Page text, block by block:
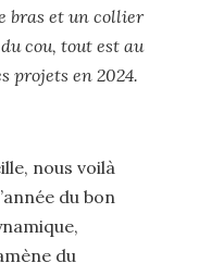
bras et un collier
cou, tout est au
projets en 2024.
nous voilà
du bon
du